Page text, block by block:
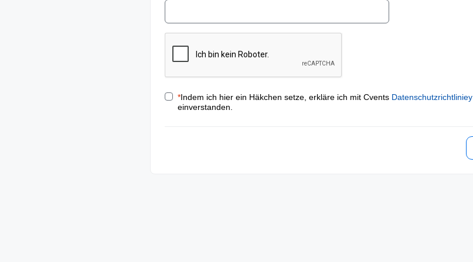
*Indem ich hier ein Häkchen setze, erkläre ich mit Cvents Datenschutzrichtliniey
einverstanden.